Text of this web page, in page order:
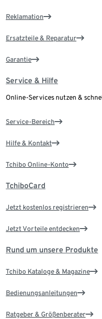
Reklamation
Ersatzteile & Reparatur
Garantie
Service & Hilfe
Online-Services nutzen &
Service-Bereich
Hilfe & Kontakt
Tchibo Online-Konto
TchiboCard
Jetzt kostenlos registrieren
Jetzt Vorteile entdecken
Rund um unsere Produkte
Tchibo Kataloge & Magazine
Bedienungsanleitungen
Ratgeber & Größenberater